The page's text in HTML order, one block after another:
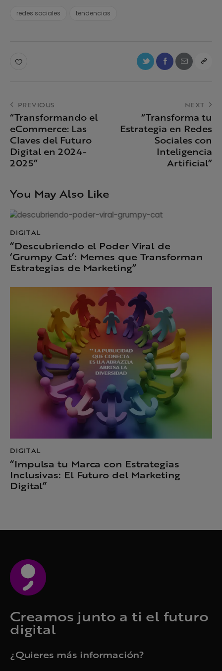
redes sociales tendencias
PREVIOUS
“Transformando el
eCommerce: Las
Claves del Futuro
Digital en 2024-
2025”
NEXT
“Transforma tu
Estrategia en Redes
Sociales con
Inteligencia
Artificial”
You May Also Like
DIGITAL
“Descubriendo el Poder Viral de
‘Grumpy Cat’: Memes que Transforman
Estrategias de Marketing”
DIGITAL
“Impulsa tu Marca con Estrategias
Inclusivas: El Futuro del Marketing
Digital”
Creamos junto a ti el futuro
digital
¿Quieres más información?